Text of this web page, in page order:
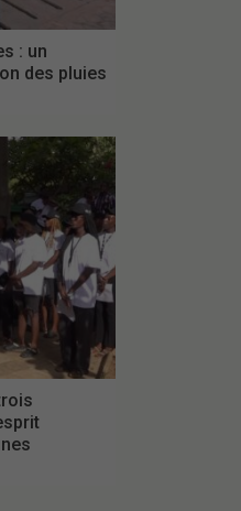
: un
des pluies